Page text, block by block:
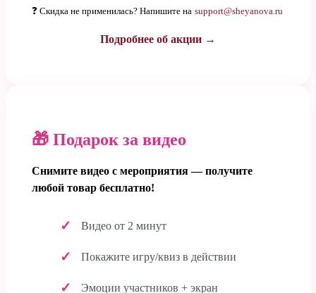
❓ Скидка не применилась? Напишите на support@sheyanova.ru
Подробнее об акции →
🎁 Подарок за видео
Снимите видео с мероприятия — получите
любой товар бесплатно!
Видео от 2 минут
Покажите игру/квиз в действии
Эмоции участников + экран